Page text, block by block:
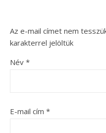
Az e-mail címet nem
karakterrel jelöltük
Név *
E-mail cím *